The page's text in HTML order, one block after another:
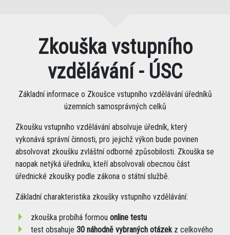
Zkouška vstupního
vzdělávání - ÚSC
Základní informace o Zkoušce vstupního vzdělávání úředníků
územních samosprávných celků
Zkoušku vstupního vzdělávání absolvuje úředník, který
vykonává správní činnosti, pro jejichž výkon bude povinen
absolvovat zkoušku zvláštní odborné způsobilosti. Zkouška se
naopak netýká úředníku, kteří absolvovali obecnou část
úřednické zkoušky podle zákona o státní službě.
Základní charakteristika zkoušky vstupního vzdělávání:
zkouška probíhá formou online testu
test obsahuje 30 náhodně vybraných otázekz celkového